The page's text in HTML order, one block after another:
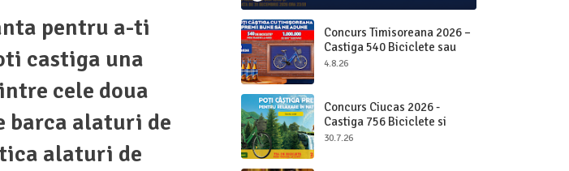
pentru a-ti
castiga una
cele doua
barca alaturi de
alaturi de
Concurs Timisoreana 2026 –
Castiga 540 Biciclete sau
Beri pe Loc
4.8.26
Concurs Ciucas 2026 -
Castiga 756 Biciclete si
2.000.000 bucati Ciucas
30.7.26